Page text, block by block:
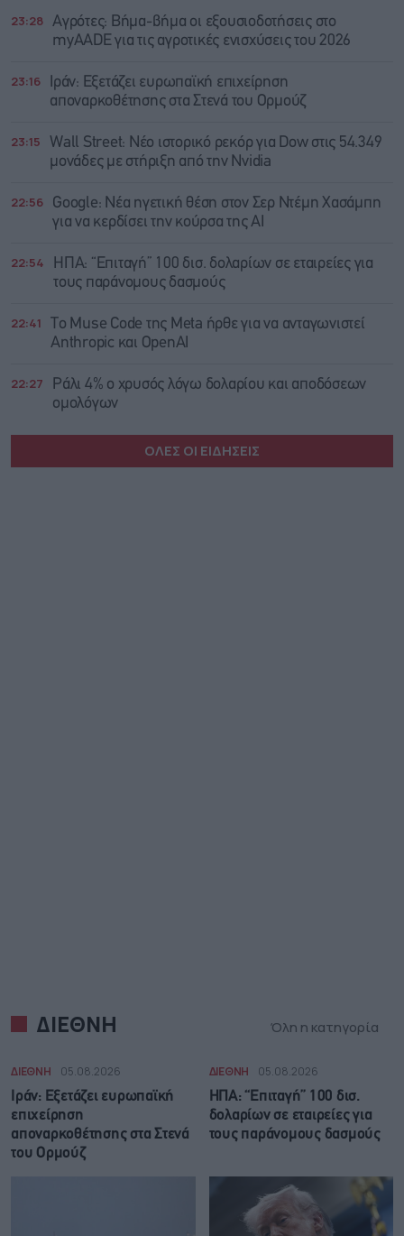
23:28 Αγρότες: Βήμα-βήμα οι εξουσιοδοτήσεις στο
myAADE για τις αγροτικές ενισχύσεις του 2026
23:16
Ιράν: Eξετάζει ευρωπαϊκή επιχείρηση
αποναρκοθέτησης στα Στενά του Ορμούζ
23:15
Wall Street: Νέο ιστορικό ρεκόρ για Dow στις 54.349
μονάδες με στήριξη από την Nvidia
22:56
Google: Νέα ηγετική θέση στον Σερ Ντέμη Χασάμπη
για να κερδίσει την κούρσα της ΑΙ
22:54
ΗΠΑ: “Επιταγή” 100 δισ. δολαρίων σε εταιρείες για
τους παράνομους δασμούς
22:41
Το Muse Code της Meta ήρθε για να ανταγωνιστεί
Anthropic και OpenAI
22:27
Ράλι 4% ο χρυσός λόγω δολαρίου και αποδόσεων
ομολόγων
ΟΛΕΣ ΟΙ ΕΙΔΗΣΕΙΣ
ΔΙΕΘΝΗ Όλη η κατηγορία
ΔΙΕΘΝΗ 05.08.2026
Ιράν: Eξετάζει ευρωπαϊκή
επιχείρηση
αποναρκοθέτησης στα Στενά
του Ορμούζ
ΔΙΕΘΝΗ 05.08.2026
ΗΠΑ: “Επιταγή” 100 δισ.
δολαρίων σε εταιρείες για
τους παράνομους δασμούς